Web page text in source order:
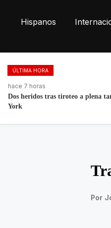
Hispanos
ÚLTIMA HORA
hace 7 horas
Retiran más de 22 toneladas de
Las Torres
Por